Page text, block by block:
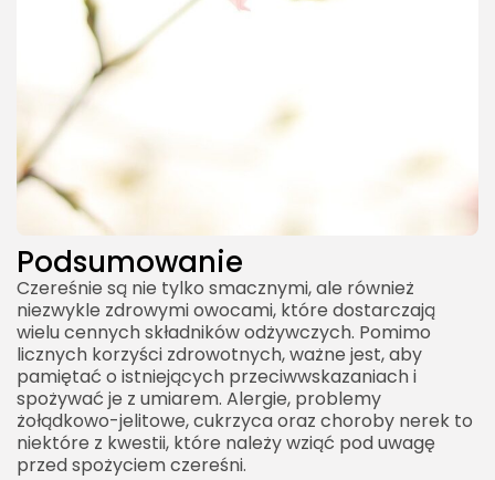
Podsumowanie
Czereśnie są nie tylko smacznymi, ale również
niezwykle zdrowymi owocami, które dostarczają
wielu cennych składników odżywczych. Pomimo
licznych korzyści zdrowotnych, ważne jest, aby
pamiętać o istniejących przeciwwskazaniach i
spożywać je z umiarem. Alergie, problemy
żołądkowo-jelitowe, cukrzyca oraz choroby nerek to
niektóre z kwestii, które należy wziąć pod uwagę
przed spożyciem czereśni.